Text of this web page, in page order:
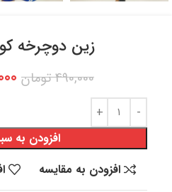
زین دوچرخه
490,000 تومان
افزودن به
افزودن به مقایسه